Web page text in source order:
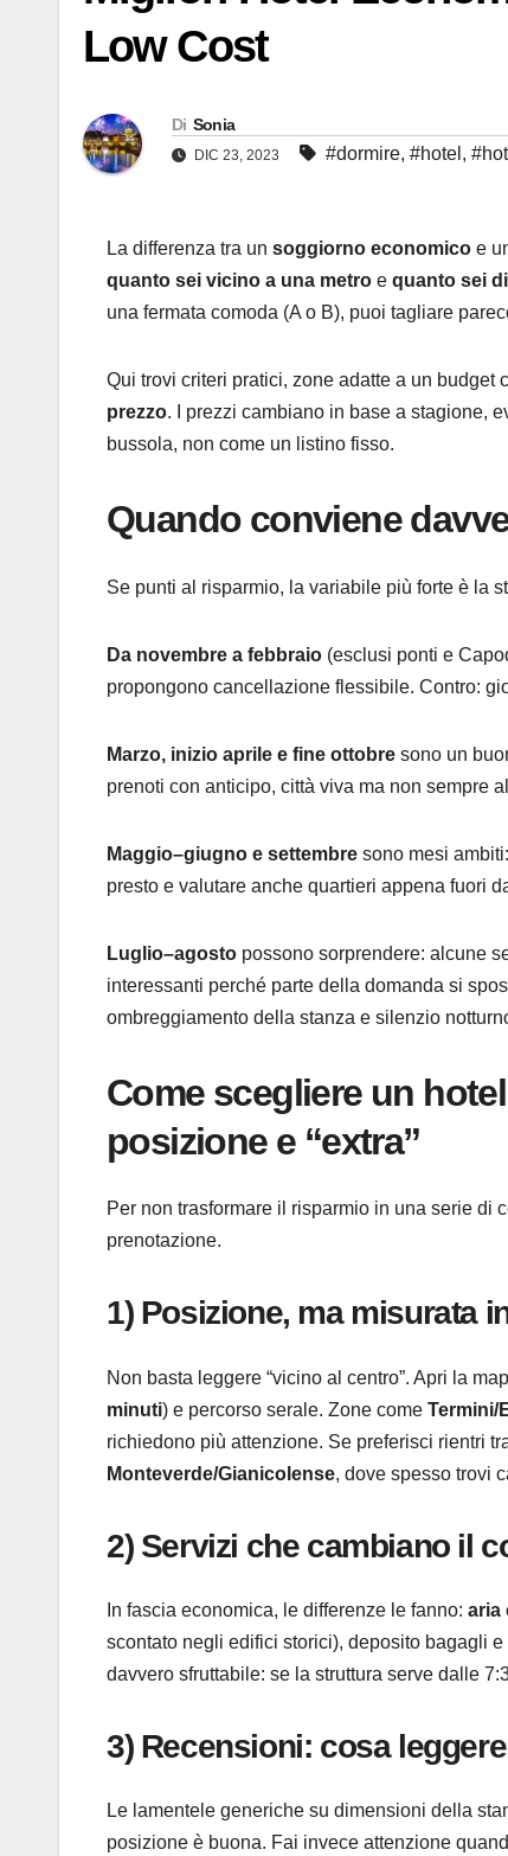
Low Cost
Di Sonia
DIC 23, 2023 #dormire, #hotel ,
La differenza tra un soggiorno economico e
quanto sei vicino a una metro e quanto sei
una fermata comoda (A o B), puoi tagliare
Qui trovi criteri pratici, zone adatte a un budget
prezzo. I prezzi cambiano in base a stagione,
bussola, non come un listino fisso.
Quando conviene
Se punti al risparmio, la variabile più forte è la
Da novembre a febbraio (esclusi ponti e
propongono cancellazione flessibile. Contro:
Marzo, inizio aprile e fine ottobre sono un
prenoti con anticipo, città viva ma non sempre
Maggio–giugno e settembre sono mesi
presto e valutare anche quartieri appena fuori
Luglio–agosto possono sorprendere: alcune
interessanti perché parte della domanda si
ombreggiamento della stanza e silenzio
Come scegliere un
posizione e “extra”
Per non trasformare il risparmio in una serie di
prenotazione.
1) Posizione, ma misurata
Non basta leggere “vicino al centro”. Apri la
minuti) e percorso serale. Zone come Termini/
richiedono più attenzione. Se preferisci rientri
Monteverde/Gianicolense, dove spesso trovi
2) Servizi che cambiano il
In fascia economica, le differenze le fanno: aria
scontato negli edifici storici), deposito bagagli
davvero sfruttabile: se la struttura serve dalle
3) Recensioni: cosa
Le lamentele generiche su dimensioni della
posizione è buona. Fai invece attenzione